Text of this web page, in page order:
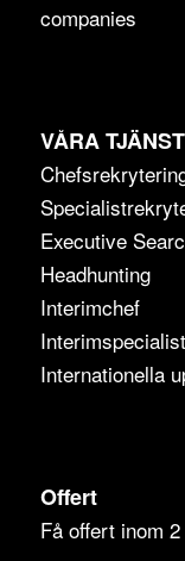
companies
VÅRA
Executive
Headhunting
Interimchef
Interimspecialist
Internationella
Offert
Få offert inom